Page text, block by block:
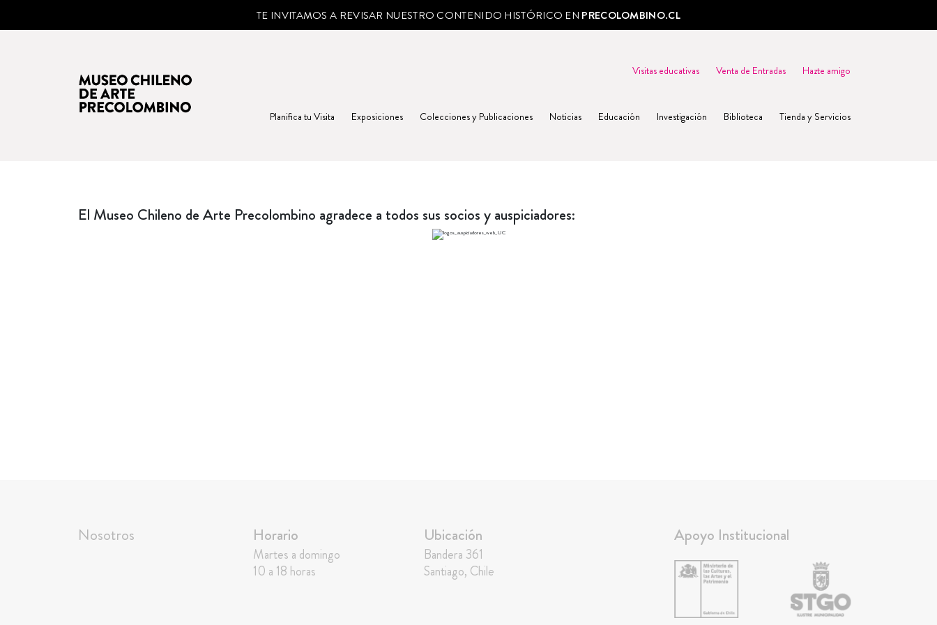
TE INVITAMOS A REVISAR NUESTRO CONTENIDO HISTÓRICO EN PRECOLOMBINO.CL
Visitas educativas Venta de Entradas Hazte amigo
Planifica tu Visita Exposiciones Colecciones y Publicaciones Noticias Educación Investigación Biblioteca Tienda y Servicios
El Museo Chileno de Arte Precolombino agradece a todos sus socios y auspiciadores:
Nosotros Horario
Martes a domingo
10 a 18 horas
Ubicación
Bandera 361
Santiago, Chile
Apoyo Institucional